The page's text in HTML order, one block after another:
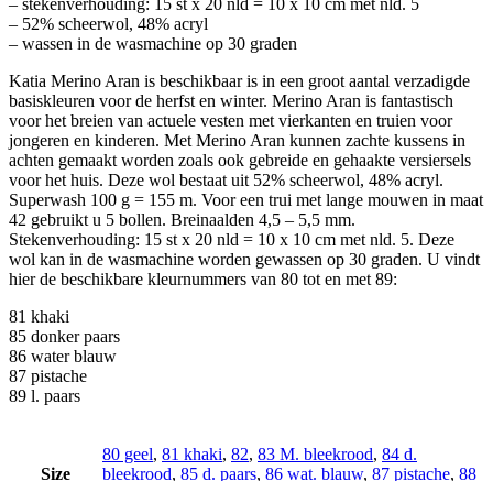
– stekenverhouding: 15 st x 20 nld = 10 x 10 cm met nld. 5
– 52% scheerwol, 48% acryl
– wassen in de wasmachine op 30 graden
Katia Merino Aran is beschikbaar is in een groot aantal verzadigde
basiskleuren voor de herfst en winter. Merino Aran is fantastisch
voor het breien van actuele vesten met vierkanten en truien voor
jongeren en kinderen. Met Merino Aran kunnen zachte kussens in
achten gemaakt worden zoals ook gebreide en gehaakte versiersels
voor het huis. Deze wol bestaat uit 52% scheerwol, 48% acryl.
Superwash 100 g = 155 m. Voor een trui met lange mouwen in maat
42 gebruikt u 5 bollen. Breinaalden 4,5 – 5,5 mm.
Stekenverhouding: 15 st x 20 nld = 10 x 10 cm met nld. 5. Deze
wol kan in de wasmachine worden gewassen op 30 graden. U vindt
hier de beschikbare kleurnummers van 80 tot en met 89:
81 khaki
85 donker paars
86 water blauw
87 pistache
89 l. paars
Size
80 geel, 81 khaki, 82, 83 M. bleekrood, 84 d.
bleekrood, 85 d. paars, 86 wat. blauw, 87 pistache, 88